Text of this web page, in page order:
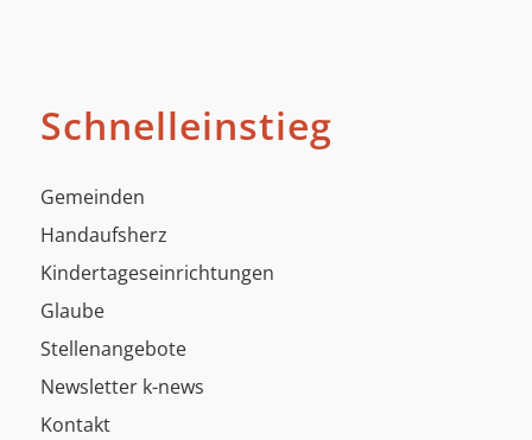
Schnelleinstieg
Gemeinden
Handaufsherz
Kindertageseinrichtungen
Glaube
Stellenangebote
Newsletter k-news
Kontakt